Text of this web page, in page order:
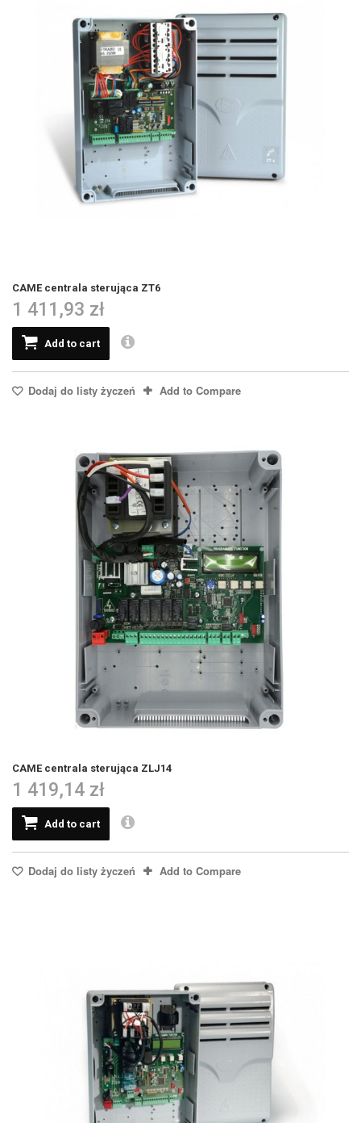
CAME centrala sterująca ZT6
1 411,93 zł
Add to cart
Dodaj do listy życzeń Add to Compare
CAME centrala sterująca ZLJ14
1 419,14 zł
Add to cart
Dodaj do listy życzeń Add to Compare